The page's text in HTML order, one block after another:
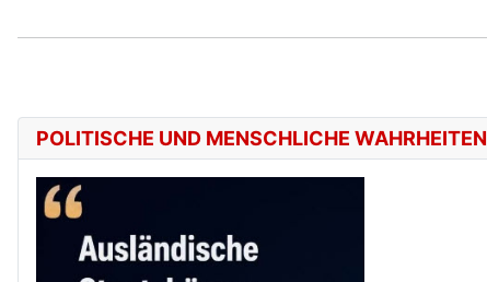
POLITISCHE UND MENSCHLICHE WAHRHEITEN